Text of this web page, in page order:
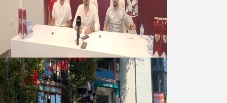
Oğuzbeyi : Transferlerde takımın
geleceğini, kulübün ekonomisini
düşündük